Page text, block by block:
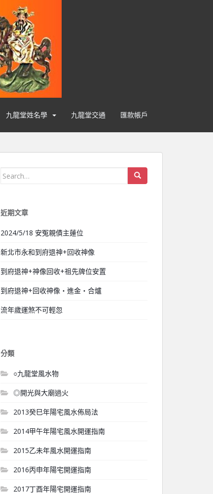
九龍堂姓名學 九龍堂交通 匯款帳戶
Search for:
近期文章
2024/5/18 安冤親債主蓮位
新北市永和到府退神+回收神像
到府退神+神像回收+祖先牌位安置
到府退神+回收神像‧進金‧合爐
流年歲運煞不可輕忽
分類
○九龍堂風水物
◎開光與大廟過火
2013癸巳年陽宅風水佈局法
2014甲午年陽宅風水開運指南
2015乙未年風水開運指南
2016丙申年陽宅開運指南
2017丁酉年陽宅開運指南